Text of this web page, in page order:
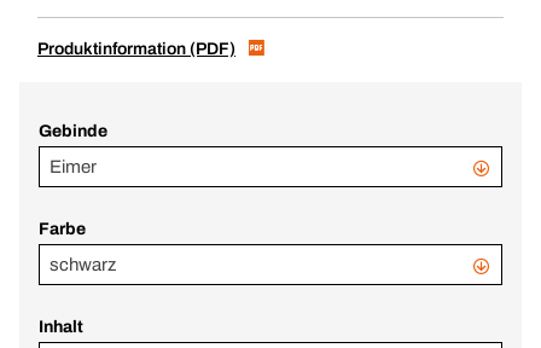
Produktinformation (PDF)
Gebinde
Eimer
Farbe
schwarz
Inhalt